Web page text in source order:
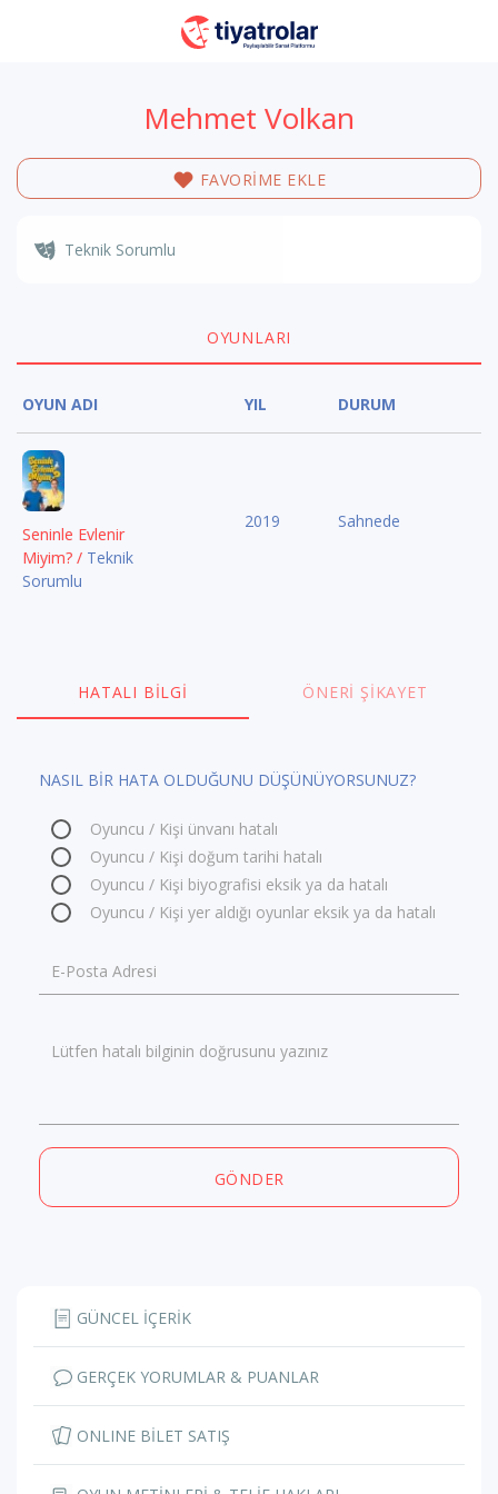
Mehmet Volkan
FAVORİME EKLE
Teknik Sorumlu
OYUNLARI
OYUN ADI YIL DURUM
Seninle Evlenir
Miyim? / Teknik
Sorumlu
2019 Sahnede
HATALI BILGI ÖNERI ŞIKAYET
NASIL BİR HATA OLDUĞUNU DÜŞÜNÜYORSUNUZ?
Oyuncu / Kişi ünvanı hatalı
Oyuncu / Kişi doğum tarihi hatalı
Oyuncu / Kişi biyografisi eksik ya da hatalı
Oyuncu / Kişi yer aldığı oyunlar eksik ya da hatalı
E-Posta Adresi
Lütfen hatalı bilginin doğrusunu yazınız
GÖNDER
GÜNCEL İÇERİK
GERÇEK YORUMLAR & PUANLAR
ONLINE BİLET SATIŞ